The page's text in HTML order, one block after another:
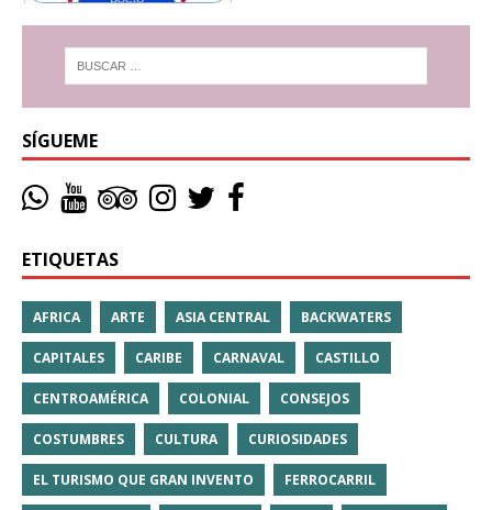
SÍGUEME
ETIQUETAS
AFRICA ARTE ASIA CENTRAL BACKWATERS
CAPITALES CARIBE CARNAVAL CASTILLO
CENTROAMÉRICA COLONIAL CONSEJOS
COSTUMBRES CULTURA CURIOSIDADES
EL TURISMO QUE GRAN INVENTO FERROCARRIL